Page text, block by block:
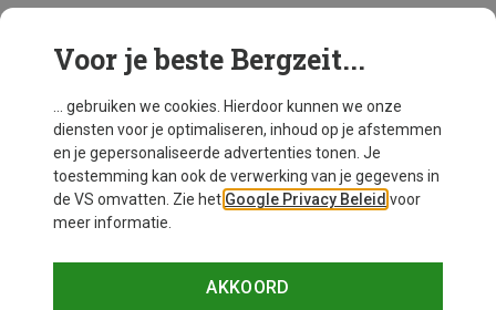
Voor je beste Bergzeit...
... gebruiken we cookies. Hierdoor kunnen we onze
diensten voor je optimaliseren, inhoud op je afstemmen
en je gepersonaliseerde advertenties tonen. Je
toestemming kan ook de verwerking van je gegevens in
de VS omvatten. Zie het Google Privacy Beleid voor
meer informatie.
AKKOORD